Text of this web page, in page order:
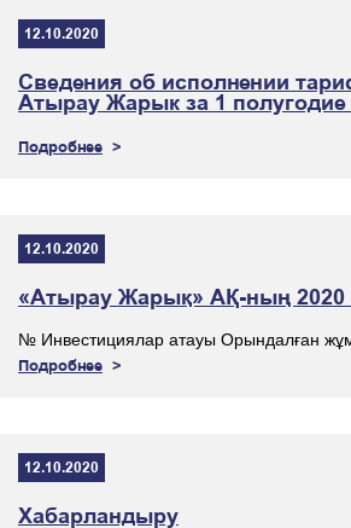
12.10.2020
Сведения об исполнении
Атырау Жарык за 1 полугодие
Подробнее
12.10.2020
«Атырау Жарық» АҚ-ның 2020
№ Инвестициялар атауы Орындалған
Подробнее
12.10.2020
Хабарландыру